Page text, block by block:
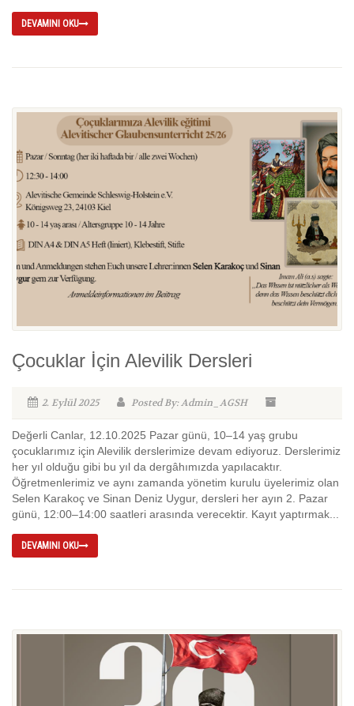
DEVAMINI OKU
Çocuklar İçin Alevilik Dersleri
2. Eylül 2025 Posted By: Admin_AGSH
Değerli Canlar, 12.10.2025 Pazar günü, 10–14 yaş grubu
çocuklarımız için Alevilik derslerimize devam ediyoruz. Derslerimiz
her yıl olduğu gibi bu yıl da dergâhımızda yapılacaktır.
Öğretmenlerimiz ve aynı zamanda yönetim kurulu üyelerimiz olan
Selen Karakoç ve Sinan Deniz Uygur, dersleri her ayın 2. Pazar
günü, 12:00–14:00 saatleri arasında verecektir. Kayıt yaptırmak...
DEVAMINI OKU